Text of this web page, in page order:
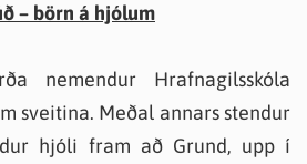
– börn á hjólum
nemendur Hrafnagilsskóla
sveitina. Meðal annars stendur
hjóli fram að Grund, upp í